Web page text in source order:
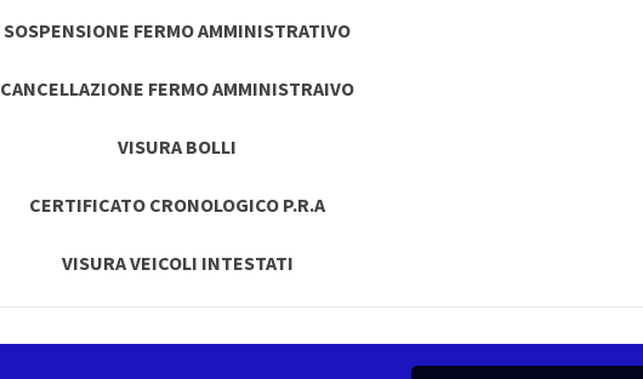
SOSPENSIONE FERMO AMMINISTRATIVO
CANCELLAZIONE FERMO AMMINISTRAIVO
VISURA BOLLI
CERTIFICATO CRONOLOGICO P.R.A
VISURA VEICOLI INTESTATI